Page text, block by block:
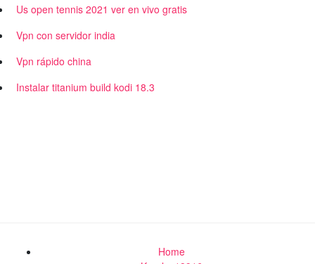
Us open tennis 2021 ver en vivo gratis
Vpn con servidor india
Vpn rápido china
Instalar titanium build kodi 18.3
Home